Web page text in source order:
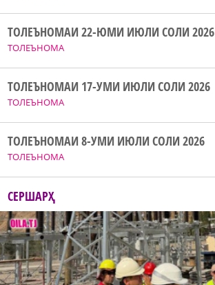
ТОЛЕЪНОМА
ТОЛЕЪНОМАИ 22-ЮМИ ИЮЛИ СОЛИ 2026
ТОЛЕЪНОМА
ТОЛЕЪНОМАИ 17-УМИ ИЮЛИ СОЛИ 2026
ТОЛЕЪНОМА
ТОЛЕЪНОМАИ 8-УМИ ИЮЛИ СОЛИ 2026
СЕРШАРҲ